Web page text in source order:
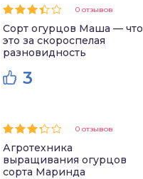
0 отзывов
Сорт огурцов Маша — что
это за скороспелая
разновидность
3
0 отзывов
Агротехника
выращивания огурцов
сорта Маринда